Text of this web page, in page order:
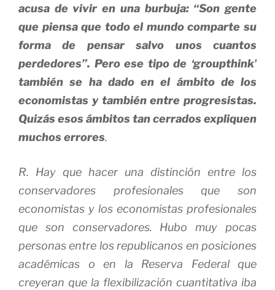
acusa de vivir en una burbuja: “Son gente
que piensa que todo el mundo comparte su
forma de pensar salvo unos cuantos
perdedores”. Pero ese tipo de ‘groupthink’
también se ha dado en el ámbito de los
economistas y también entre progresistas.
Quizás esos ámbitos tan cerrados expliquen
muchos errores.
R. Hay que hacer una distinción entre los
conservadores profesionales que son
economistas y los economistas profesionales
que son conservadores. Hubo muy pocas
personas entre los republicanos en posiciones
académicas o en la Reserva Federal que
creyeran que la flexibilización cuantitativa iba